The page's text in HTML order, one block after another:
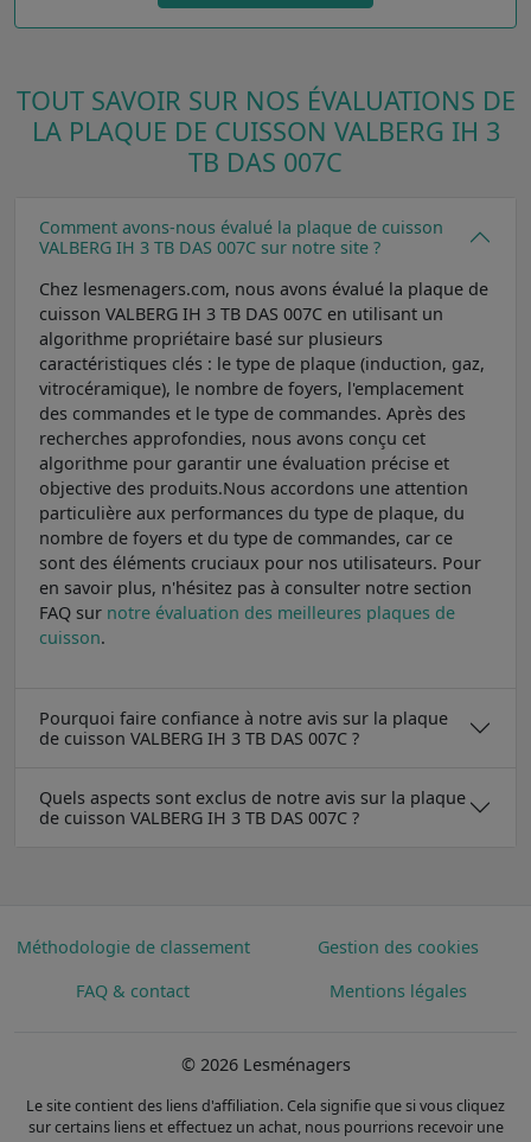
TOUT SAVOIR SUR NOS ÉVALUATIONS DE
LA PLAQUE DE CUISSON VALBERG IH 3
TB DAS 007C
Comment avons-nous évalué la plaque de cuisson
VALBERG IH 3 TB DAS 007C sur notre site ?
Chez lesmenagers.com, nous avons évalué la plaque de
cuisson VALBERG IH 3 TB DAS 007C en utilisant un
algorithme propriétaire basé sur plusieurs
caractéristiques clés : le type de plaque (induction, gaz,
vitrocéramique), le nombre de foyers, l'emplacement
des commandes et le type de commandes. Après des
recherches approfondies, nous avons conçu cet
algorithme pour garantir une évaluation précise et
objective des produits.Nous accordons une attention
particulière aux performances du type de plaque, du
nombre de foyers et du type de commandes, car ce
sont des éléments cruciaux pour nos utilisateurs. Pour
en savoir plus, n'hésitez pas à consulter notre section
FAQ sur notre évaluation des meilleures plaques de
cuisson.
Pourquoi faire confiance à notre avis sur la plaque
de cuisson VALBERG IH 3 TB DAS 007C ?
Quels aspects sont exclus de notre avis sur la plaque
de cuisson VALBERG IH 3 TB DAS 007C ?
Méthodologie de classement
Gestion des cookies
FAQ & contact
Mentions légales
© 2026 Lesménagers
Le site contient des liens d'affiliation. Cela signifie que si vous cliquez
sur certains liens et effectuez un achat, nous pourrions recevoir une